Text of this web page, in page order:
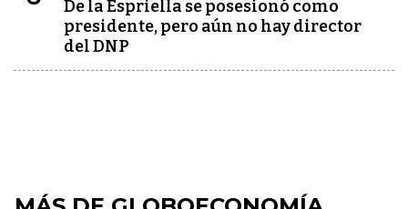
De la Espriella se posesionó como
presidente, pero aún no hay director
del DNP